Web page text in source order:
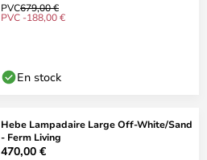
PVC679,00 €
PVC -188,00 €
En stock
Hebe Lampadaire Large Off-White/Sand
- Ferm Living
470,00 €